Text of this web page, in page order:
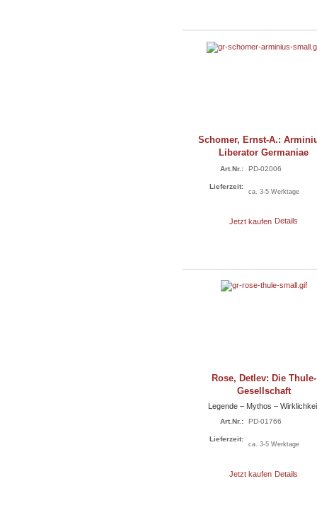
Schomer, Ernst-A.:
Liberator Germaniae
Art.Nr.: PD-02006
Lieferzeit:
ca. 3-5 Werktage
Jetzt kaufen Details
Rose, Detlev: Die Thule-
Gesellschaft
Legende – Mythos –
Art.Nr.: PD-01766
Lieferzeit:
ca. 3-5 Werktage
Jetzt kaufen Details